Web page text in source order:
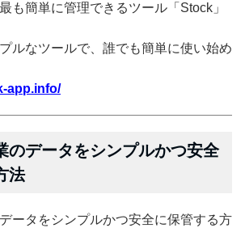
も簡単に管理できるツール「Stock」
ルなツールで、誰でも簡単に使い始め
app.info/
のデータをシンプルかつ安全
法
ータをシンプルかつ安全に保管する方